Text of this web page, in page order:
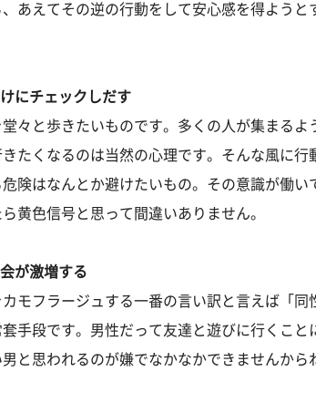
あえてその逆の行動をして安心感を得ようと
にチェックしだす
々と歩きたいものです。多くの人が集まるよ
たくなるのは当然の心理です。そんな風に行
険はなんとか避けたいもの。その意識が働い
黄色信号と思って間違いありません。
が激増する
モフラージュする一番の言い訳と言えば「同
手段です。男性だって友達と遊びに行くこと
と思われるのが嫌でなかなかできませんから